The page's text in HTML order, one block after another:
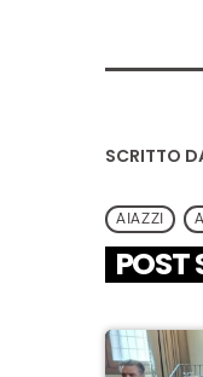
SCRITTO
AIAZZI
POST